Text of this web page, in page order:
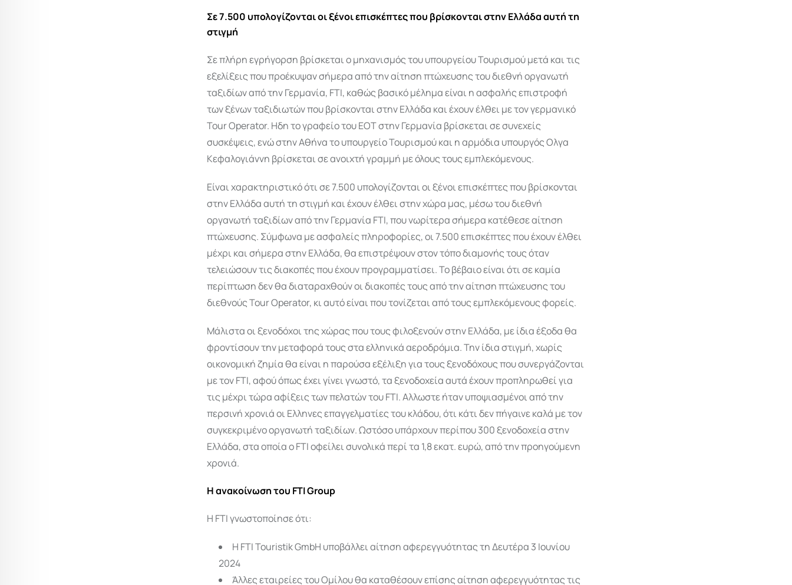
Σε 7.500 υπολογίζονται οι ξένοι επισκέπτες που βρίσκονται στην Ελλάδα αυτή τη
στιγμή
Σε πλήρη εγρήγορση βρίσκεται ο μηχανισμός του υπουργείου Τουρισμού μετά και τις
εξελίξεις που προέκυψαν σήμερα από την αίτηση πτώχευσης του διεθνή οργανωτή
ταξιδίων από την Γερμανία, FTI, καθώς βασικό μέλημα είναι η ασφαλής επιστροφή
των ξένων ταξιδιωτών που βρίσκονται στην Ελλάδα και έχουν έλθει με τον γερμανικό
Tour Operator. Ηδη το γραφείο του ΕΟΤ στην Γερμανία βρίσκεται σε συνεχείς
συσκέψεις, ενώ στην Αθήνα το υπουργείο Τουρισμού και η αρμόδια υπουργός Ολγα
Κεφαλογιάννη βρίσκεται σε ανοιχτή γραμμή με όλους τους εμπλεκόμενους.
Eίναι χαρακτηριστικό ότι σε 7.500 υπολογίζονται οι ξένοι επισκέπτες που βρίσκονται
στην Ελλάδα αυτή τη στιγμή και έχουν έλθει στην χώρα μας, μέσω του διεθνή
οργανωτή ταξιδίων από την Γερμανία FTI, που νωρίτερα σήμερα κατέθεσε αίτηση
πτώχευσης. Σύμφωνα με ασφαλείς πληροφορίες, οι 7.500 επισκέπτες που έχουν έλθει
μέχρι και σήμερα στην Ελλάδα, θα επιστρέψουν στον τόπο διαμονής τους όταν
τελειώσουν τις διακοπές που έχουν προγραμματίσει. Το βέβαιο είναι ότι σε καμία
περίπτωση δεν θα διαταραχθούν οι διακοπές τους από την αίτηση πτώχευσης του
διεθνούς Tour Operator, κι αυτό είναι που τονίζεται από τους εμπλεκόμενους φορείς.
Μάλιστα οι ξενοδόχοι της χώρας που τους φιλοξενούν στην Ελλάδα, με ίδια έξοδα θα
φροντίσουν την μεταφορά τους στα ελληνικά αεροδρόμια. Την ίδια στιγμή, χωρίς
οικονομική ζημία θα είναι η παρούσα εξέλιξη για τους ξενοδόχους που συνεργάζονται
με τον FTI, αφού όπως έχει γίνει γνωστό, τα ξενοδοχεία αυτά έχουν προπληρωθεί για
τις μέχρι τώρα αφίξεις των πελατών του FTI. Aλλωστε ήταν υποψιασμένοι από την
περσινή χρονιά οι Ελληνες επαγγελματίες του κλάδου, ότι κάτι δεν πήγαινε καλά με τον
συγκεκριμένο οργανωτή ταξιδίων. Ωστόσο υπάρχουν περίπου 300 ξενοδοχεία στην
Ελλάδα, στα οποία ο FTI οφείλει συνολικά περί τα 1,8 εκατ. ευρώ, από την προηγούμενη
χρονιά.
Η ανακοίνωση του FTI Group
H FTI γνωστοποίησε ότι:
Η FTI Touristik GmbH υποβάλλει αίτηση αφερεγγυότητας τη Δευτέρα 3 Ιουνίου
2024
Άλλες εταιρείες του Ομίλου θα καταθέσουν επίσης αίτηση αφερεγγυότητας τις